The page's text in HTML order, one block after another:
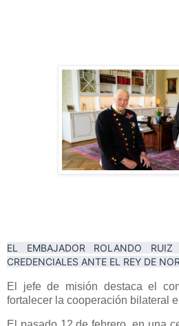
EL EMBAJADOR ROLANDO RUIZ
CREDENCIALES ANTE EL REY DE
El jefe de misión destaca el
fortalecer la cooperación bilateral